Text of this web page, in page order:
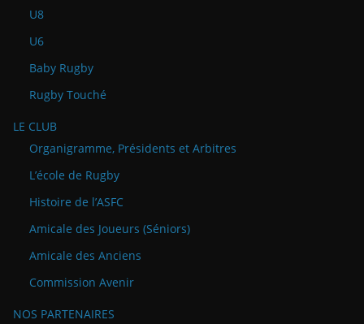
U8
U6
Baby Rugby
Rugby Touché
LE CLUB
Organigramme, Présidents et Arbitres
L’école de Rugby
Histoire de l’ASFC
Amicale des Joueurs (Séniors)
Amicale des Anciens
Commission Avenir
NOS PARTENAIRES